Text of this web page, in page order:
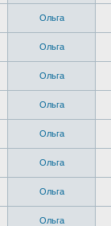
Ольга
Ольга
Ольга
Ольга
Ольга
Ольга
Ольга
Ольга